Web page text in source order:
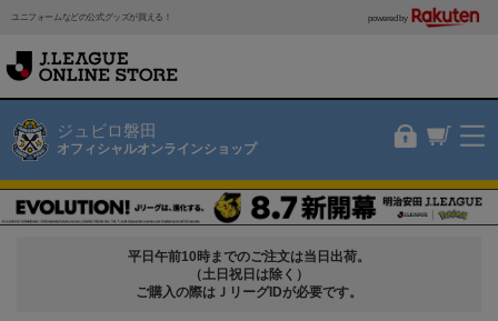
ユニフォームなどの公式グッズが買える！ powered by
ジュビロ磐田
オフィシャルオンラインショップ
平日午前10時までのご注文は当日出荷。
（土日祝日は除く）
ご購入の際はＪリーグIDが必要です。